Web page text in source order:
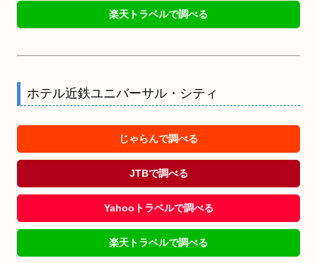
楽天トラベルで調べる
ホテル近鉄ユニバーサル・シティ
じゃらんで調べる
JTBで調べる
Yahooトラベルで調べる
楽天トラベルで調べる